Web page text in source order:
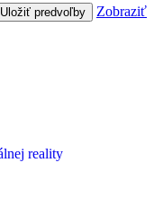
Uložiť predvoľby
Zobraziť